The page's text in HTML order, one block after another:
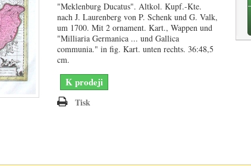
"Meklenburg Ducatus". Altkol. Kupf.-Kte.
nach J. Laurenberg von P. Schenk und G. Valk,
um 1700. Mit 2 ornament. Kart., Wappen und
"Milliaria Germanica ... und Gallica
communia." in fig. Kart. unten rechts. 36:48,5
cm.
K prodeji
Tisk